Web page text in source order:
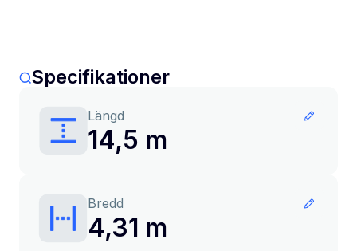
Specifikationer
Längd
14,5 m
Bredd
4,31 m